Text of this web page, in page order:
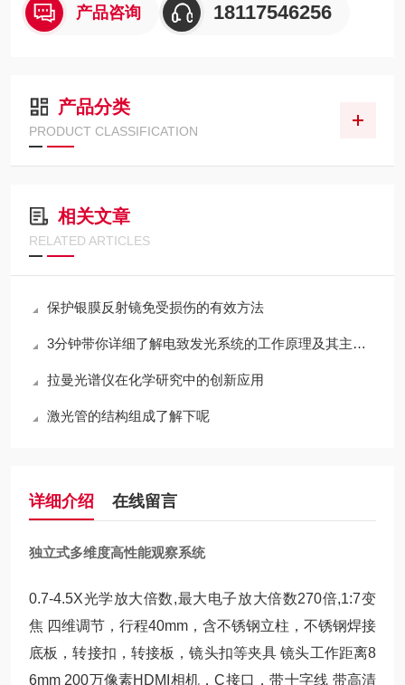
产品咨询 18117546256
产品分类
PRODUCT CLASSIFICATION
相关文章
RELATED ARTICLES
保护银膜反射镜免受损伤的有效方法
3分钟带你详细了解电致发光系统的工作原理及其主要优点
拉曼光谱仪在化学研究中的创新应用
激光管的结构组成了解下呢
详细介绍 在线留言
独立式多维度高性能观察系统
0.7-4.5X光学放大倍数,最大电子放大倍数270倍,1:7变
焦 四维调节，行程40mm，含不锈钢立柱，不锈钢焊接
底板，转接扣，转接板，镜头扣等夹具 镜头工作距离8
6mm 200万像素HDMI相机，C接口，带十字线 带高清